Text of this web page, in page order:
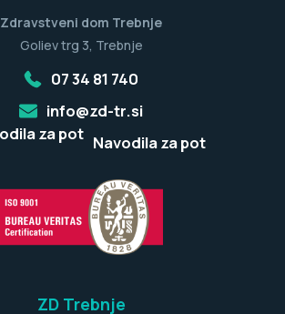
Zdravstveni dom Trebnje
Goliev trg 3, Trebnje
07 34 81 740
info@zd-tr.si
Navodila za pot
ZD Trebnje